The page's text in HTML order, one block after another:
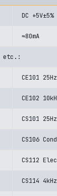
DC +5V±5%
≈80mA
etc.:
CE101
CE102
CS101
CS106
CS112
CS114